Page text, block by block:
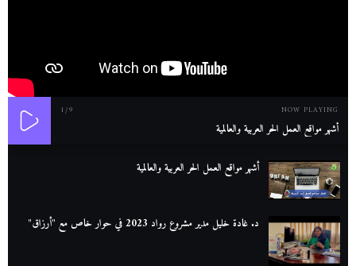
NOW PLAYING
1/9
أشهر مواقع العمل الحر العربية والعالمية
أشهر مواقع العمل الحر العربية والعالمية
د. غادة خليل مدير مشروع رواد 2023 في حوار خاص مع "أرزاق"